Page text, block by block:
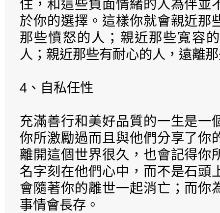
住，和這些負面情緒的人為伴並
於你的選擇。這樣你就會親近那
那些憤怒的人；親近那些寬容
人；親近那些有耐心的人，遠離
4、自私任性
充滿善行和美好品質的一生是一
你所激勵過而且與他們分享了你
離開這個世界很久，也會記得你
名字刻在他們心中，而不是石頭
會隨著你的離世一起消亡；而你
事情會長存。